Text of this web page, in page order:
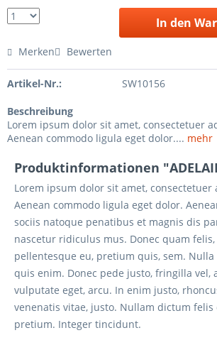
In den
Merken Bewerten
Artikel-Nr.: SW10156
Beschreibung
Lorem ipsum dolor sit amet, consectetuer
Aenean commodo ligula eget dolor.... mehr
Produktinformationen
Lorem ipsum dolor sit amet, consectetuer
Aenean commodo ligula eget dolor.
sociis natoque penatibus et magnis dis
nascetur ridiculus mus. Donec quam
pellentesque eu, pretium quis, sem. Nulla
quis enim. Donec pede justo, fringilla vel,
vulputate eget, arcu. In enim justo,
venenatis vitae, justo. Nullam dictum felis
pretium. Integer tincidunt.